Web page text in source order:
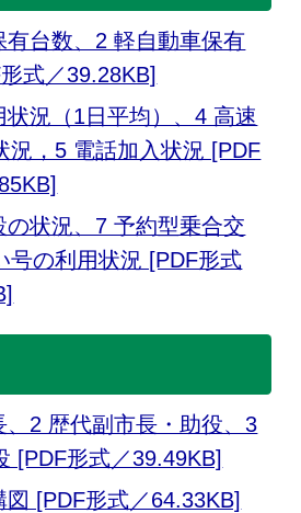
有台数、2 軽自動車保有
式／39.28KB]
状況（1日平均）、4 高速
況，5 電話加入状況 [PDF
の状況、7 予約型乗合交
号の利用状況 [PDF形式
、2 歴代副市長・助役、3
[PDF形式／39.49KB]
図 [PDF形式／64.33KB]